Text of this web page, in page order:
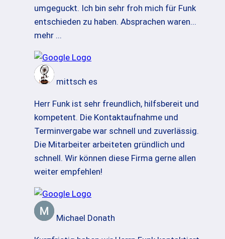
umgeguckt. Ich bin sehr froh mich für Funk
entschieden zu haben. Absprachen waren...
mehr ...
mittsch es
Herr Funk ist sehr freundlich, hilfsbereit und
kompetent. Die Kontaktaufnahme und
Terminvergabe war schnell und zuverlässig.
Die Mitarbeiter arbeiteten gründlich und
schnell. Wir können diese Firma gerne allen
weiter empfehlen!
Michael Donath